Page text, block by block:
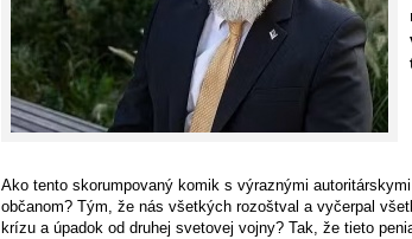
Ako tento skorumpovaný komik s výraznými
občanom? Tým, že nás všetkých rozoštval a vyčerpal
krízu a úpadok od druhej svetovej vojny? Tak, že tieto